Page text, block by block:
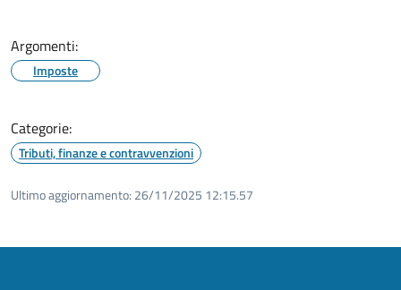
Argomenti:
Imposte
Categorie:
Tributi, finanze e contravvenzioni
Ultimo aggiornamento: 26/11/2025 12:15.57